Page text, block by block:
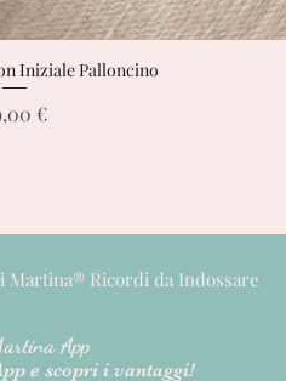
rapida
Iniziale Palloncino
€
Martina® Ricordi da Indossare
e scopri i vantaggi!
artina App